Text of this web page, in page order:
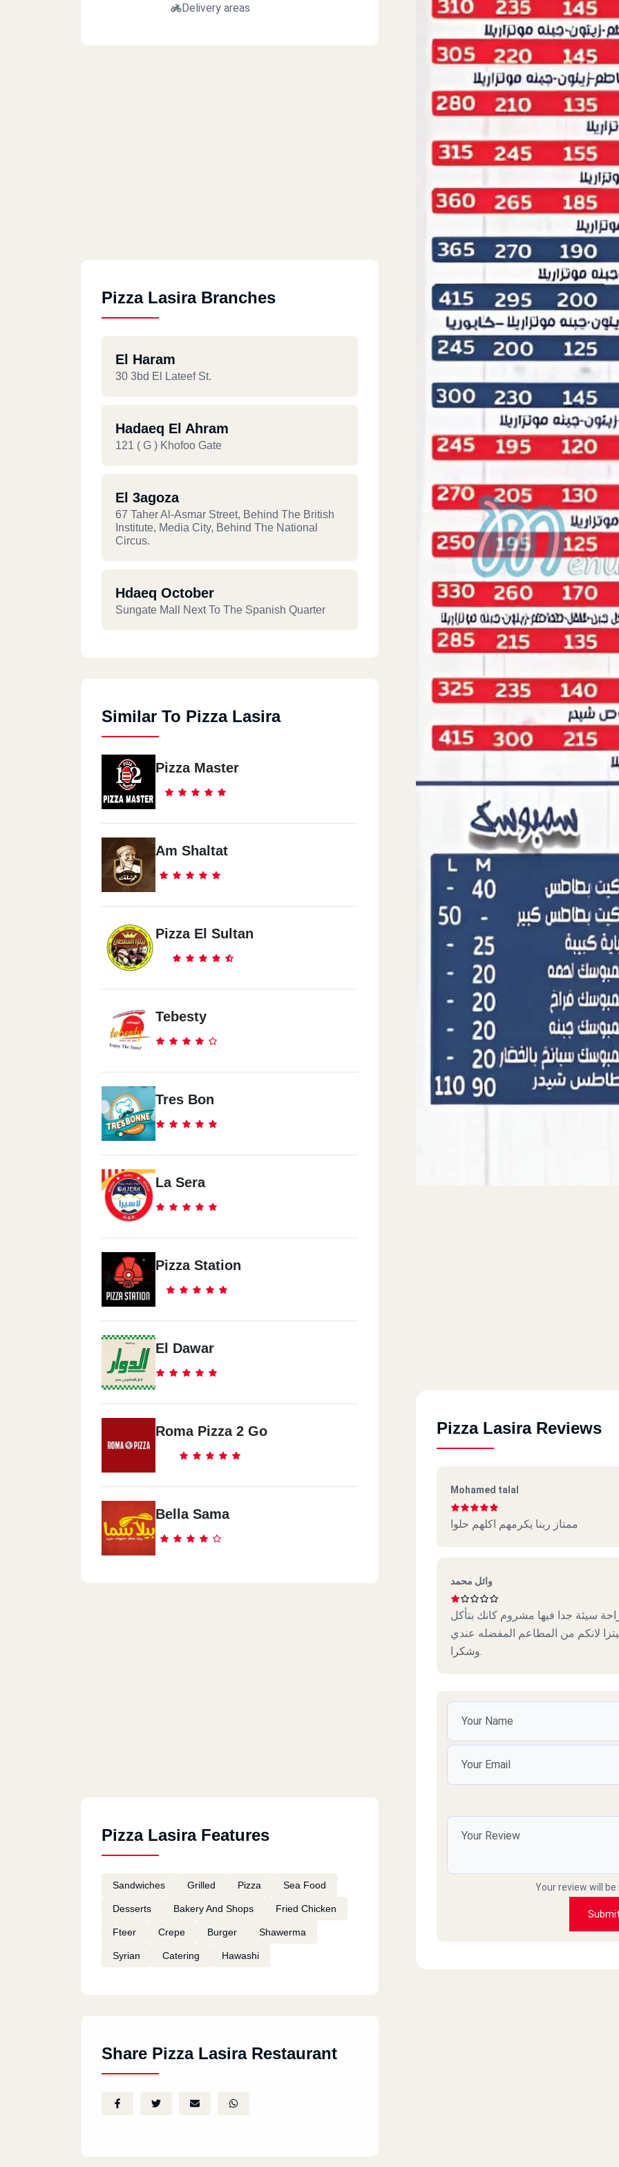
Delivery areas
Pizza Lasira Branches
El Haram
30 3bd El Lateef St.
Hadaeq El Ahram
121 ( G ) Khofoo Gate
El 3agoza
67 Taher Al-Asmar Street, Behind The British
Institute, Media City, Behind The National
Circus.
Hdaeq October
Sungate Mall Next To The Spanish Quarter
Similar To Pizza Lasira
Pizza Master
Am Shaltat
Pizza El Sultan
Tebesty
Tres Bon
La Sera
Pizza Station
El Dawar
Roma Pizza 2 Go
Bella Sama
Pizza Lasira Features
Sandwiches Grilled Pizza Sea Food
Desserts Bakery And Shops Fried Chicken
Fteer Crepe Burger Shawerma
Syrian Catering Hawashi
Share Pizza Lasira Restaurant
Pizza Lasira Reviews
Mohamed talal
ممتاز ربنا يكرمهم اكلهم حلوا
وائل محمد
سيئة جدا فيها مشروم كانك بتأكل
لانكم من المطاعم المفضله عندي
Your review will